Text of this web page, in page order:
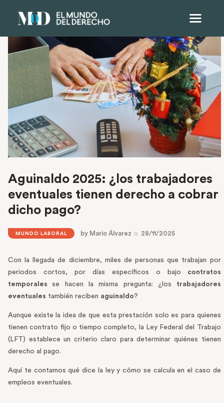
Aguinaldo 2025: ¿los trabajadores
eventuales tienen derecho a cobrar
dicho pago?
MUNDO LABORAL by Mario Álvarez 28/11/2025
Con la llegada de diciembre, miles de personas que trabajan por
periodos cortos, por días específicos o bajo contratos
temporalesse hacen la misma pregunta: ¿los trabajadores
eventuales también reciben aguinaldo?
Aunque existe la idea de que esta prestación solo es para quienes
tienen contrato fijo o tiempo completo, la Ley Federal del Trabajo
(LFT) establece un criterio claro para determinar quiénes tienen
derecho al pago.
Aquí te contamos qué dice la ley y cómo se calcula en el caso de
empleos eventuales.